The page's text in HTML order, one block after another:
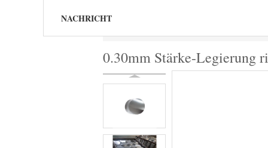
NACHRICHT
0.30mm Stärke-Legierung